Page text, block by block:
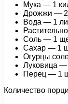
Мука — 1
Дрожжи —
Вода — 1
Соль — 1
Сахар — 1
Огурцы
Луковица —
Перец — 1
Количество